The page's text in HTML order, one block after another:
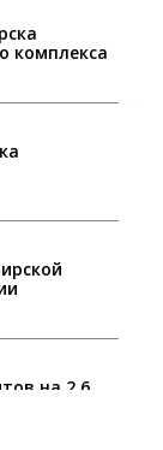
комплекса
на 2,6